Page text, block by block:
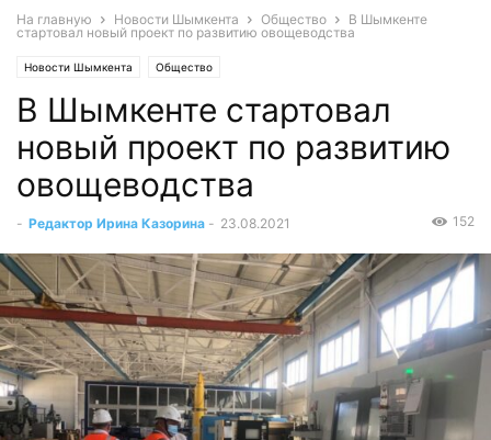
На главную Новости Шымкента Общество
В Шымкенте
стартовал новый проект по развитию овощеводства
Новости Шымкента Общество
В Шымкенте стартовал
новый проект по развитию
овощеводства
- Редактор Ирина Казорина - 23.08.2021 152